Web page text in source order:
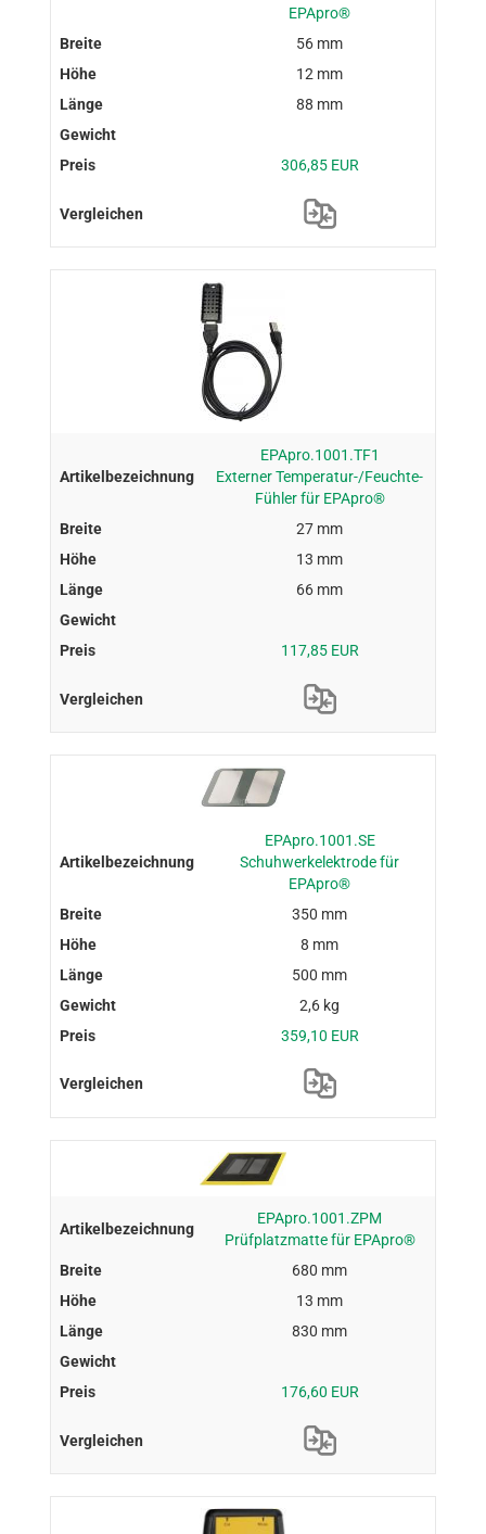
EPApro®
56 mm
12 mm
88 mm
306,85 EUR
EPApro.1001.TF1
Externer Temperatur-/Feuchte-
Fühler für EPApro®
27 mm
13 mm
66 mm
117,85 EUR
EPApro.1001.SE
Schuhwerkelektrode für
EPApro®
350 mm
8 mm
500 mm
2,6 kg
359,10 EUR
EPApro.1001.ZPM
Prüfplatzmatte für EPApro®
680 mm
13 mm
830 mm
176,60 EUR